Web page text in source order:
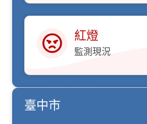
紅燈
紅燈
監測現況
臺中市